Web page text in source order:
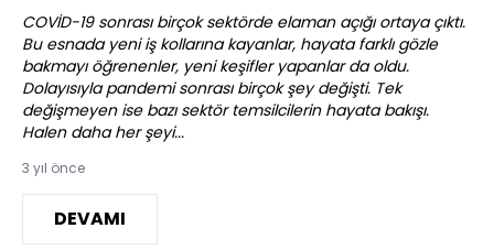
COVİD-19 sonrası birçok sektörde elaman açığı ortaya çıktı.
Bu esnada yeni iş kollarına kayanlar, hayata farklı gözle
bakmayı öğrenenler, yeni keşifler yapanlar da oldu.
Dolayısıyla pandemi sonrası birçok şey değişti. Tek
değişmeyen ise bazı sektör temsilcilerin hayata bakışı.
Halen daha her şeyi...
3 yıl önce
DEVAMI